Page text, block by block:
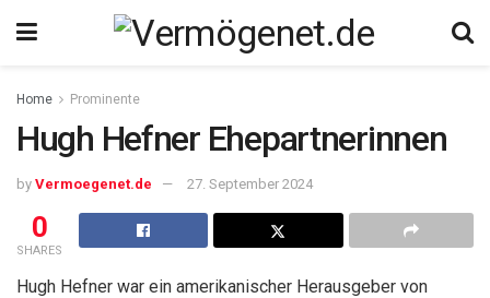
Home Prominente
Hugh Hefner Ehepartnerinnen
by Vermoegenet.de 27. September 2024
0
SHARES
Hugh Hefner war ein amerikanischer Herausgeber von